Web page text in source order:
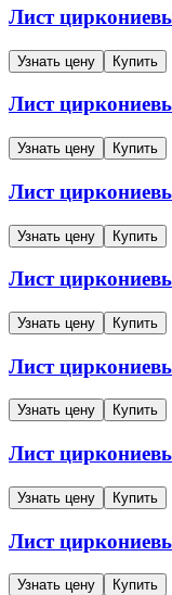
Лист
Узнать цену Купить
Лист
Узнать цену Купить
Лист
Узнать цену Купить
Лист
Узнать цену Купить
Лист
Узнать цену Купить
Лист
Узнать цену Купить
Лист
Узнать цену Купить